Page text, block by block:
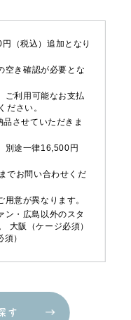
（税込）追加となり
空き確認が必要とな
ご利用可能なお支払
ださい。
させていただきま
別途一律16,500円
でお問い合わせくだ
意が異なります。
・広島以外のスタ
大阪（ケージ必須）
）
す